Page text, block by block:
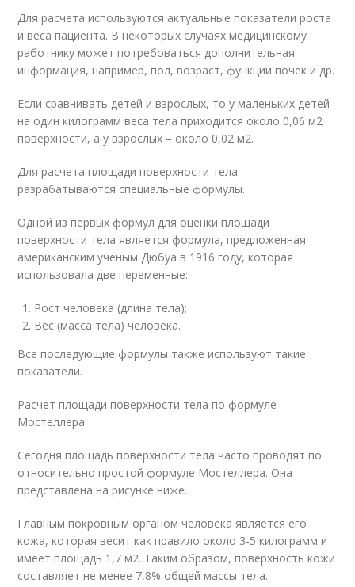
Для расчета используются актуальные показатели роста
и веса пациента. В некоторых случаях медицинскому
работнику может потребоваться дополнительная
информация, например, пол, возраст, функции почек и др.
Если сравнивать детей и взрослых, то у маленьких детей
на один килограмм веса тела приходится около 0,06 м2
поверхности, а у взрослых – около 0,02 м2.
Для расчета площади поверхности тела
разрабатываются специальные формулы.
Одной из первых формул для оценки площади
поверхности тела является формула, предложенная
американским ученым Дюбуа в 1916 году, которая
использовала две переменные:
Рост человека (длина тела);
Вес (масса тела) человека.
Все последующие формулы также используют такие
показатели.
Расчет площади поверхности тела по формуле
Мостеллера
Сегодня площадь поверхности тела часто проводят по
относительно простой формуле Мостеллера. Она
представлена на рисунке ниже.
Главным покровным органом человека является его
кожа, которая весит как правило около 3-5 килограмм и
имеет площадь 1,7 м2. Таким образом, поверхность кожи
составляет не менее 7,8% общей массы тела.